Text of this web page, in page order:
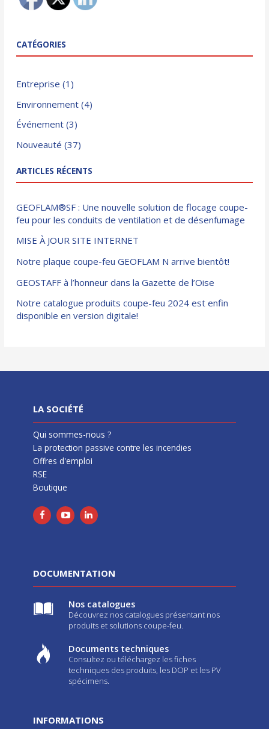
CATÉGORIES
Entreprise (1)
Environnement (4)
Événement (3)
Nouveauté (37)
ARTICLES RÉCENTS
GEOFLAM®SF : Une nouvelle solution de flocage coupe-
feu pour les conduits de ventilation et de désenfumage
MISE À JOUR SITE INTERNET
Notre plaque coupe-feu GEOFLAM N arrive bientôt!
GEOSTAFF à l’honneur dans la Gazette de l’Oise
Notre catalogue produits coupe-feu 2024 est enfin
disponible en version digitale!
LA SOCIÉTÉ
Qui sommes-nous ?
La protection passive contre les incendies
Offres d'emploi
RSE
Boutique
DOCUMENTATION
Nos catalogues
Découvrez nos catalogues présentant nos
produits et solutions coupe-feu.
Documents techniques
Consultez ou téléchargez les fiches
techniques des produits, les DOP et les PV
spécimens.
INFORMATIONS